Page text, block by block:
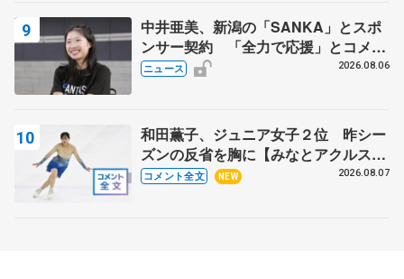
中井亜美、新潟の「SANKA」とスポ
ンサー契約 「全力で応援」とコメン
ト
ニュース 2026.08.06
和田薫子、ジュニア女子２位 昨シー
ズンの反省を胸に【みなとアクルス杯
フリー】
コメント全文 NEW 2026.08.07